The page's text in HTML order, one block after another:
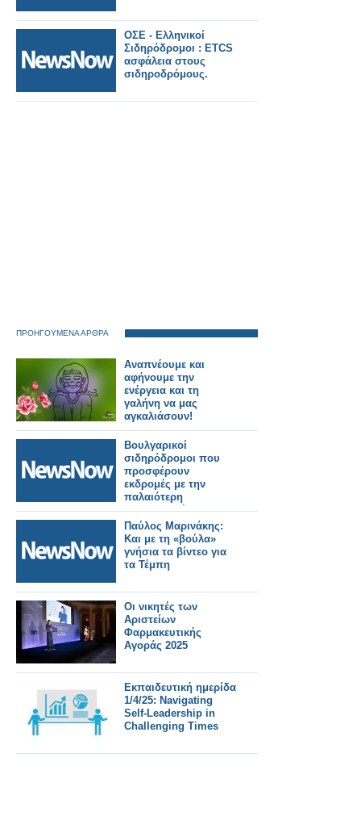
ΟΣΕ - Ελληνικοί
Σιδηρόδρομοι : ETCS
ασφάλεια στους
σιδηροδρόμους.
ΠΡΟΗΓΟΥΜΕΝΑ ΑΡΘΡΑ
Αναπνέουμε και
αφήνουμε την
ενέργεια και τη
γαλήνη να μας
αγκαλιάσουν!
Βουλγαρικοί
σιδηρόδρομοι που
προσφέρουν
εκδρομές με την
παλαιότερη
ανακαινισμένη
ατμομηχανή
Παύλος Μαρινάκης:
Και με τη «βούλα»
γνήσια τα βίντεο για
τα Τέμπη
Οι νικητές των
Αριστείων
Φαρμακευτικής
Αγοράς 2025
Εκπαιδευτική ημερίδα
1/4/25: Navigating
Self-Leadership in
Challenging Times